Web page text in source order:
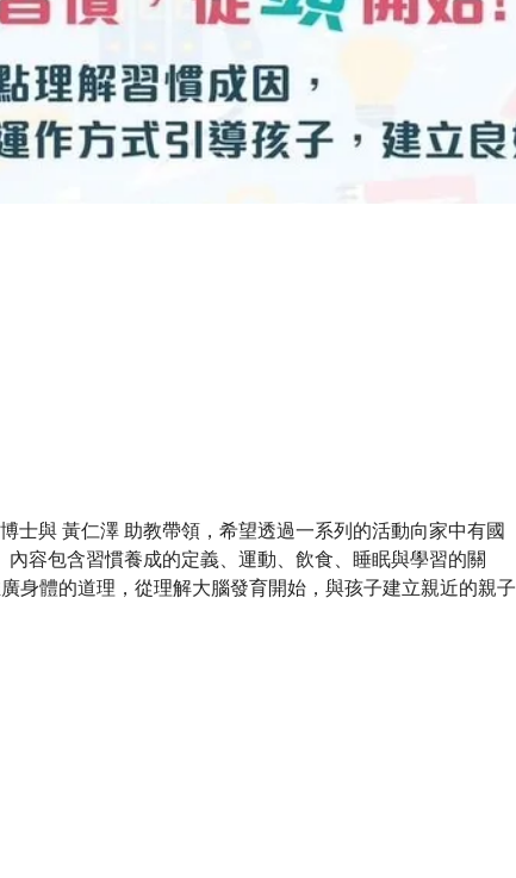
士與 黃仁澤 助教帶領，希望透過一系列的活動向家中有國
容包含習慣養成的定義、運動、飲食、睡眠與學習的關
身體的道理，從理解大腦發育開始，與孩子建立親近的親子